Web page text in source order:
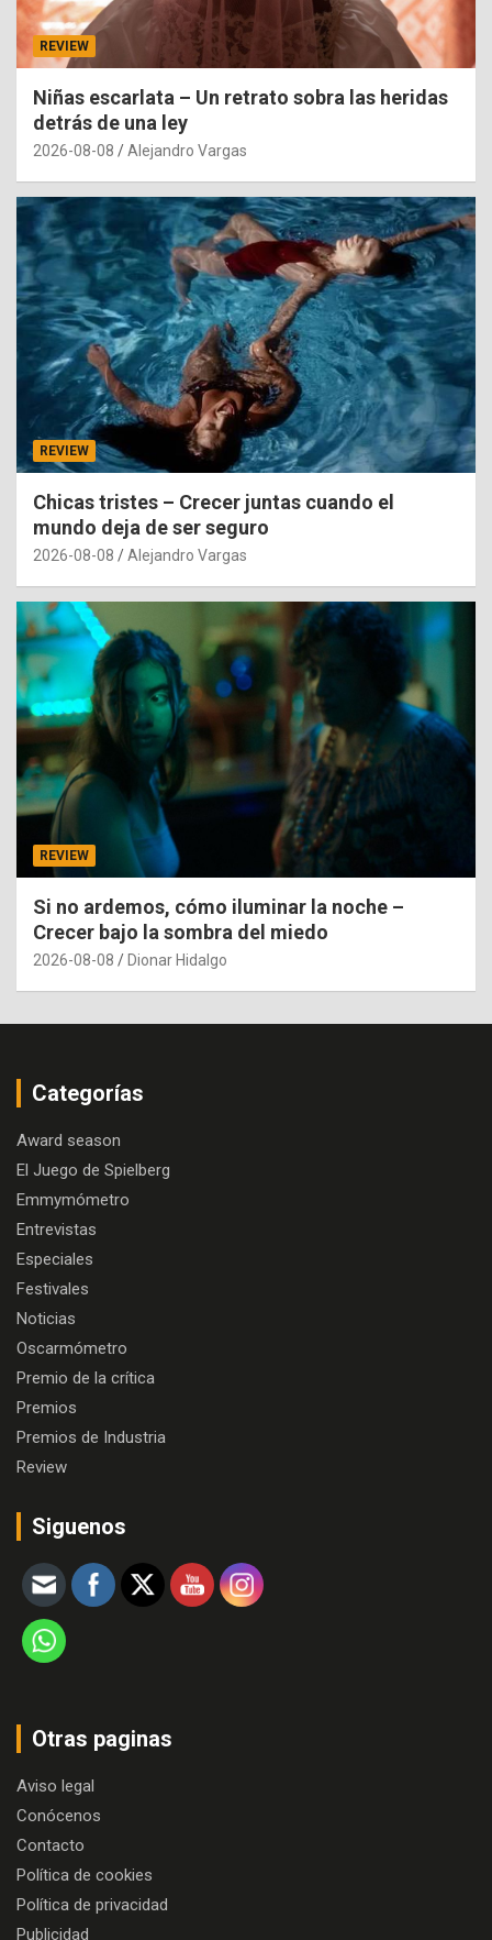
REVIEW
Niñas escarlata – Un retrato sobra las heridas
detrás de una ley
2026-08-08 Alejandro Vargas
REVIEW
Chicas tristes – Crecer juntas cuando el
mundo deja de ser seguro
2026-08-08 Alejandro Vargas
REVIEW
Si no ardemos, cómo iluminar la noche –
Crecer bajo la sombra del miedo
2026-08-08 Dionar Hidalgo
Categorías
Award season
El Juego de Spielberg
Emmymómetro
Entrevistas
Especiales
Festivales
Noticias
Oscarmómetro
Premio de la crítica
Premios
Premios de Industria
Review
Siguenos
Otras paginas
Aviso legal
Conócenos
Contacto
Política de cookies
Política de privacidad
Publicidad